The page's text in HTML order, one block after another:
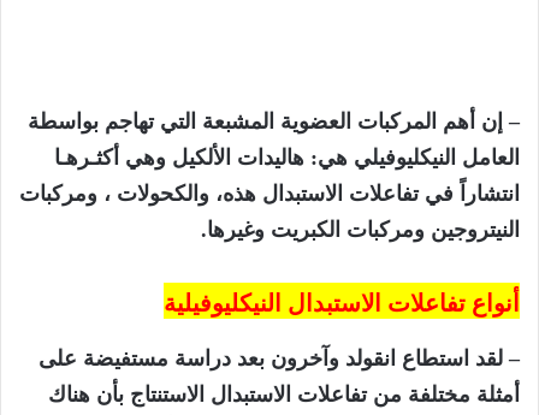
– إن أهم المركبات العضوية المشبعة التي تهاجم بواسطة
العامل النيكليوفيلي هي: هاليدات الألكيل وهي أكثـرهـا
انتشاراً في تفاعلات الاستبدال هذه، والكحولات ، ومركبات
النيتروجين ومركبات الكبريت وغيرها.
أنواع تفاعلات الاستبدال النيكليوفيلية
– لقد استطاع انقولد وآخرون بعد دراسة مستفيضة على
أمثلة مختلفة من تفاعلات الاستبدال الاستنتاج بأن هناك